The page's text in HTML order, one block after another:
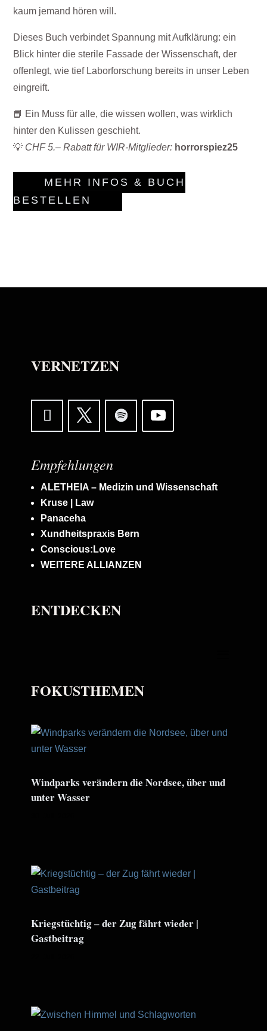
kaum jemand hören will.
Dieses Buch verbindet Spannung mit Aufklärung: ein
Blick hinter die sterile Fassade der Wissenschaft, der
offenlegt, wie tief Laborforschung bereits in unser Leben
eingreift.
📘 Ein Muss für alle, die wissen wollen, was wirklich
hinter den Kulissen geschieht.
💡 CHF 5.– Rabatt für WIR-Mitglieder: horrorspiez25
MEHR INFOS & BUCH
BESTELLEN
VERNETZEN
Empfehlungen
ALETHEIA – Medizin und Wissenschaft
Kruse | Law
Panaceha
Xundheitspraxis Bern
Conscious:Love
WEITERE ALLIANZEN
ENTDECKEN
FOKUSTHEMEN
Windparks verändern die Nordsee, über und
unter Wasser
Kriegstüchtig – der Zug fährt wieder |
Gastbeitrag